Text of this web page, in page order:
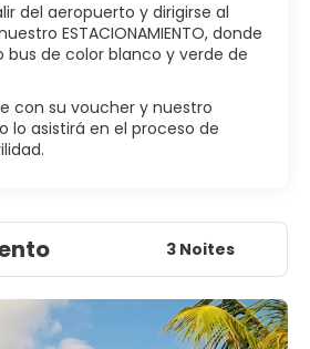
del aeropuerto y dirigirse al
ESTACIONAMIENTO, donde
de color blanco y verde de
con su voucher y nuestro
lo asistirá en el proceso de
3 Noites